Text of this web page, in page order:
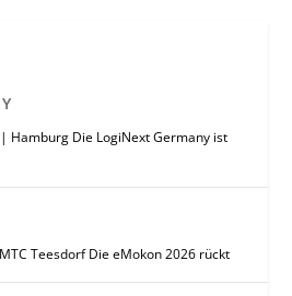
Hamburg Die LogiNext Germany ist
Teesdorf Die eMokon 2026 rückt